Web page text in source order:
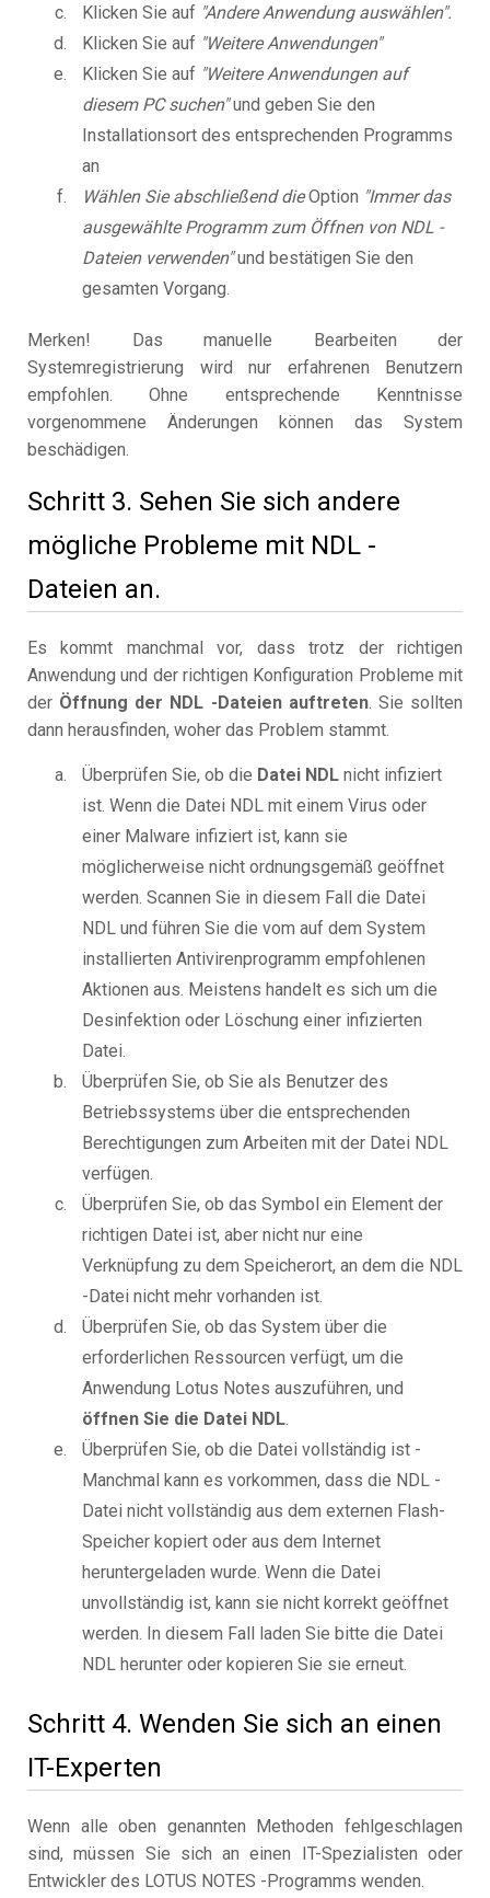
Klicken Sie auf "Andere Anwendung auswählen".
Klicken Sie auf "Weitere Anwendungen"
Klicken Sie auf "Weitere Anwendungen auf
diesem PC suchen"und geben Sie den
Installationsort des entsprechenden Programms
an
Wählen Sie abschließend dieOption "Immer das
ausgewählte Programm zum Öffnen von NDL -
Dateien verwenden"und bestätigen Sie den
gesamten Vorgang.
Merken! Das manuelle Bearbeiten der
Systemregistrierung wird nur erfahrenen Benutzern
empfohlen. Ohne entsprechende Kenntnisse
vorgenommene Änderungen können das System
beschädigen.
Schritt 3. Sehen Sie sich andere
mögliche Probleme mit NDL -
Dateien an.
Es kommt manchmal vor, dass trotz der richtigen
Anwendung und der richtigen Konfiguration Probleme mit
der Öffnung der NDL -Dateien auftreten. Sie sollten
dann herausfinden, woher das Problem stammt.
Überprüfen Sie, ob die Datei NDL nicht infiziert
ist. Wenn die Datei NDL mit einem Virus oder
einer Malware infiziert ist, kann sie
möglicherweise nicht ordnungsgemäß geöffnet
werden. Scannen Sie in diesem Fall die Datei
NDL und führen Sie die vom auf dem System
installierten Antivirenprogramm empfohlenen
Aktionen aus. Meistens handelt es sich um die
Desinfektion oder Löschung einer infizierten
Datei.
Überprüfen Sie, ob Sie als Benutzer des
Betriebssystems über die entsprechenden
Berechtigungen zum Arbeiten mit der Datei NDL
verfügen.
Überprüfen Sie, ob das Symbol ein Element der
richtigen Datei ist, aber nicht nur eine
Verknüpfung zu dem Speicherort, an dem die NDL
-Datei nicht mehr vorhanden ist.
Überprüfen Sie, ob das System über die
erforderlichen Ressourcen verfügt, um die
Anwendung Lotus Notes auszuführen, und
öffnen Sie die Datei NDL.
Überprüfen Sie, ob die Datei vollständig ist -
Manchmal kann es vorkommen, dass die NDL -
Datei nicht vollständig aus dem externen Flash-
Speicher kopiert oder aus dem Internet
heruntergeladen wurde. Wenn die Datei
unvollständig ist, kann sie nicht korrekt geöffnet
werden. In diesem Fall laden Sie bitte die Datei
NDL herunter oder kopieren Sie sie erneut.
Schritt 4. Wenden Sie sich an einen
IT-Experten
Wenn alle oben genannten Methoden fehlgeschlagen
sind, müssen Sie sich an einen IT-Spezialisten oder
Entwickler des LOTUS NOTES -Programms wenden.